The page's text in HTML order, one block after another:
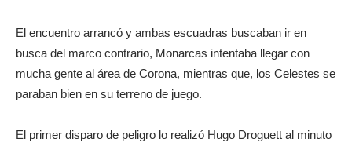
El encuentro arrancó y ambas escuadras buscaban ir en
busca del marco contrario, Monarcas intentaba llegar con
mucha gente al área de Corona, mientras que, los Celestes se
paraban bien en su terreno de juego.
El primer disparo de peligro lo realizó Hugo Droguett al minuto